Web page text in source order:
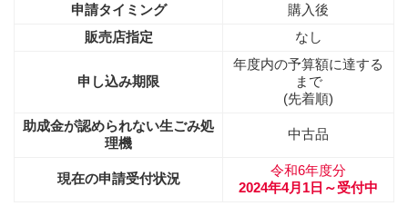
申請タイミング
購入後
販売店指定
なし
申し込み期限
年度内の予算額に達する
まで
(先着順)
助成金が認められない生ごみ処
理機
中古品
現在の申請受付状況
令和6年度分
2024年4月1日～受付中